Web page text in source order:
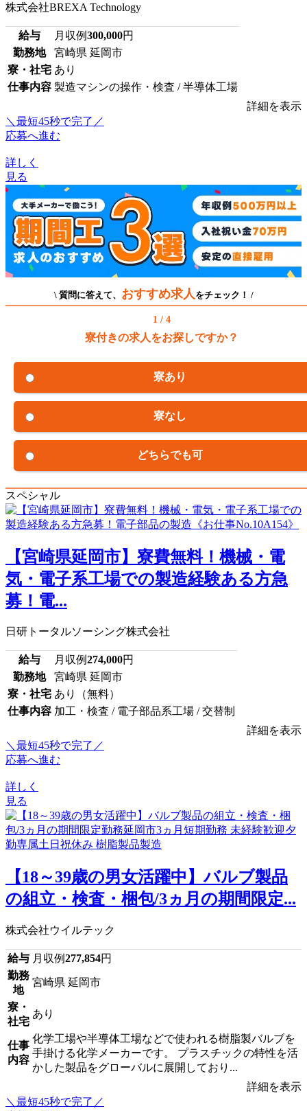
株式会社BREXA Technology
給与 月収例300,000円
勤務地
宮崎県 延岡市
寮・社宅 あり
仕事内容 製造マシンの操作・検査 / 半導体工場
詳細を表示
＼最短45秒で完了／
応募へ進む
詳しく
見る
\ 質問に答えて、 おすすめ求人 をチェック！ /
1 / 4
寮付きの求人をお探しですか？
寮あり
寮なし
どちらでも可
スペシャル
【宮崎県延岡市】寮費無料！機械・電
気・電子系工場での製造経験ある方急
募！電...
日研トータルソーシング株式会社
給与 月収例274,000円
勤務地
宮崎県 延岡市
寮・社宅 あり（無料）
仕事内容 加工・検査 / 電子部品系工場 / 交替制
詳細を表示
＼最短45秒で完了／
応募へ進む
詳しく
見る
【18～39歳の男女活躍中】バルブ製品
の組立・検査・梱包/3ヵ月の期間限定...
株式会社ウイルテック
給与 月収例277,854円
勤務
地
宮崎県 延岡市
寮・
社宅
あり
仕事
内容
化学工場や半導体工場などで使われる樹脂製バルブを
手掛ける化学メーカーです。 プラスチックの特性を活
かした製品をグローバルに展開しており...
詳細を表示
＼最短45秒で完了／